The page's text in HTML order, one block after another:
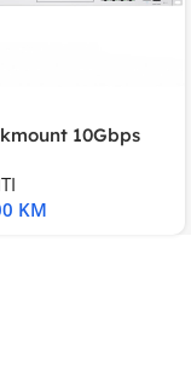
10Gbps
KM